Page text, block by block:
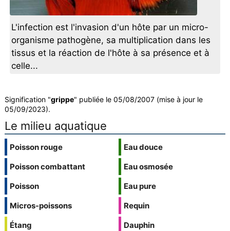
L'infection est l'invasion d'un hôte par un micro-
organisme pathogène, sa multiplication dans les
tissus et la réaction de l'hôte à sa présence et à
celle...
Signification "grippe" publiée le 05/08/2007 (mise à jour le
05/09/2023).
Le milieu aquatique
Poisson rouge
Poisson combattant
Poisson
Micros-poissons
Étang
Eau douce
Eau osmosée
Eau pure
Requin
Dauphin